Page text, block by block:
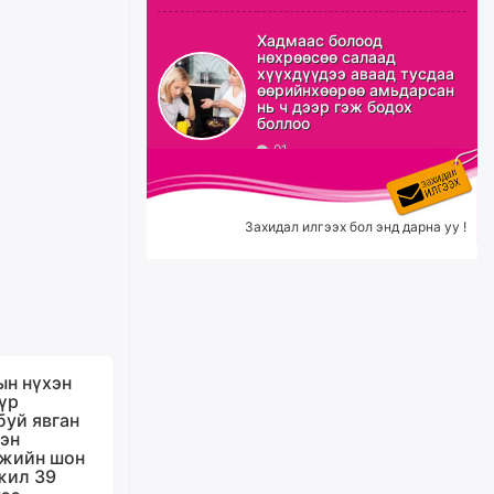
нүхэн
явган
шон
39
Б.Сэмжидмаа: Зөвшөөрлийн
шинжтэй 103 бүртгэлээс
нийслэлийн бизнес
эрхлэгчдийг чөлөөллөө
өчигдѳр
Эрэн хайж байна
Хадмаас болоод
нөхрөөсөө салаад
хүүхдүүдээ аваад тусдаа
өөрийнхөөрөө амьдарсан
нь ч дээр гэж бодох
боллоо
91
Захидал илгээх бол энд дарна уу !